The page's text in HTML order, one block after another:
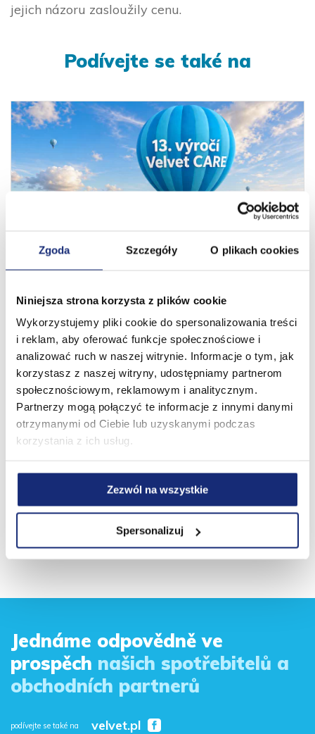
Zgoda Szczegóły O plikach cookies
Niniejsza strona korzysta z plików cookie
Wykorzystujemy pliki cookie do spersonalizowania treści
i reklam, aby oferować funkcje społecznościowe i
analizować ruch w naszej witrynie. Informacje o tym, jak
korzystasz z naszej witryny, udostępniamy partnerom
społecznościowym, reklamowym i analitycznym.
Partnerzy mogą połączyć te informacje z innymi danymi
otrzymanymi od Ciebie lub uzyskanymi podczas
korzystania z ich usług.
Zezwól na wszystkie
Spersonalizuj
jejich názoru zasloužily cenu.
Podívejte se také na
13 let za námi. Nové obzory před námi!
Dobrá praxe společnosti Velvet CARE ve
Jednáme odpovědně ve
prospěch našich spotřebitelů a
obchodních partnerů
podívejte se také na velvet.pl